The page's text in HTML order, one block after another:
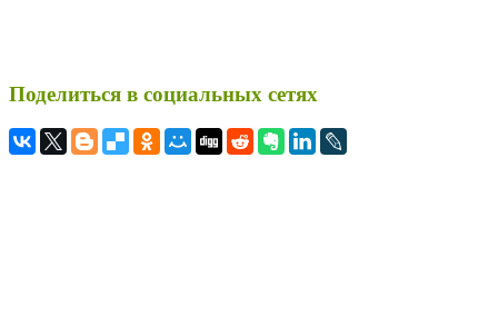
Поделиться в социальных сетях